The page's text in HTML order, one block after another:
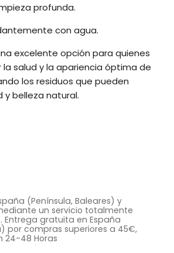
profunda.
con agua.
excelente opción para quienes
salud y la apariencia óptima de
los residuos que pueden
belleza natural.
(Península, Baleares) y
un servicio totalmente
Entrega gratuita en España
por compras superiores a 45€,
24-48 Horas